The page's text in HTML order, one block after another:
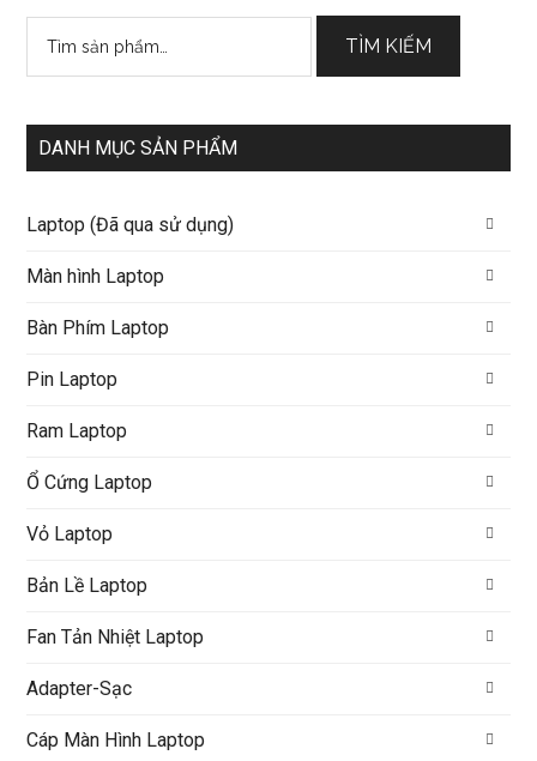
TÌM KIẾM
DANH MỤC SẢN PHẨM
Laptop (Đã qua sử dụng)
Màn hình Laptop
Bàn Phím Laptop
Pin Laptop
Ram Laptop
Ổ Cứng Laptop
Vỏ Laptop
Bản Lề Laptop
Fan Tản Nhiệt Laptop
Adapter-Sạc
Cáp Màn Hình Laptop